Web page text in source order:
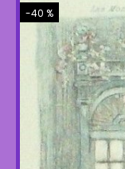
-40 %